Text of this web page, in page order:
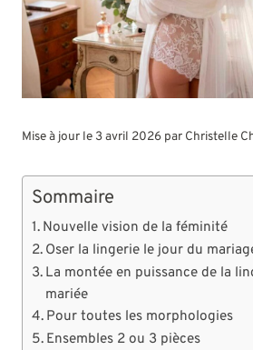
Mise à jour le 3 avril 2026 par Christelle
Sommaire
Nouvelle vision de la féminité
Oser la lingerie le jour du
La montée en puissance de la
mariée
Pour toutes les morphologies
Ensembles 2 ou 3 pièces